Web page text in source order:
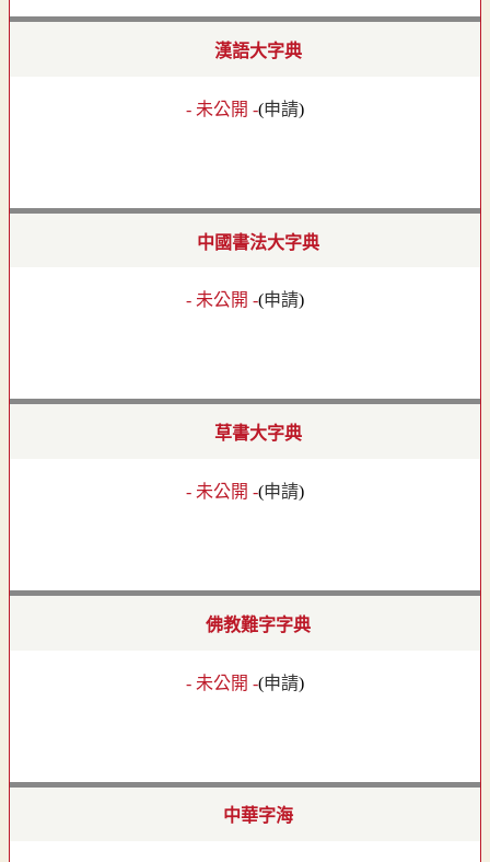
漢語大字典
- 未公開 -(申請)
中國書法大字典
- 未公開 -(申請)
草書大字典
- 未公開 -(申請)
佛教難字字典
- 未公開 -(申請)
中華字海